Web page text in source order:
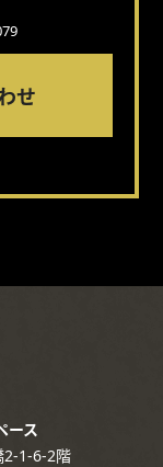
せ
ース
2-1-6-2階